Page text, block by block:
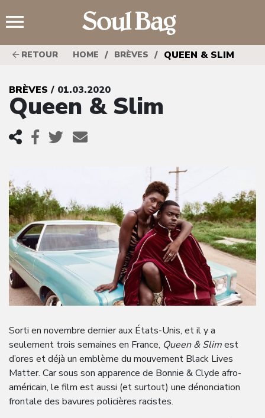
RETOUR HOME / BRÈVES / QUEEN & SLIM
BRÈVES / 01.03.2020
Queen & Slim
Sorti en novembre dernier aux États-Unis, et il y a
seulement trois semaines en France, Queen & Slimest
d’ores et déjà un emblème du mouvement Black Lives
Matter. Car sous son apparence de Bonnie & Clyde afro-
américain, le film est aussi (et surtout) une dénonciation
frontale des bavures policières racistes.